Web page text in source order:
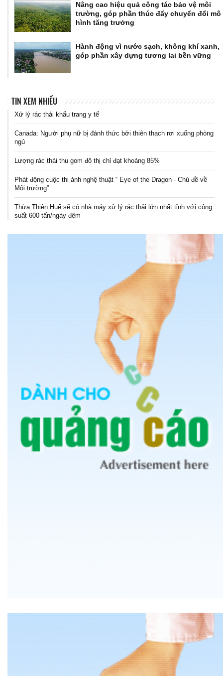
Nâng cao hiệu quả công tác bảo vệ môi
trường, góp phần thúc đẩy chuyển đổi mô
hình tăng trưởng
Hành động vì nước sạch, không khí xanh,
góp phần xây dựng tương lai bền vững
TIN XEM NHIỀU
Xử lý rác thải khẩu trang y tế
Canada: Người phụ nữ bị đánh thức bởi thiên thạch rơi xuống phòng
ngủ
Lượng rác thải thu gom đô thị chỉ đạt khoảng 85%
Phát động cuộc thi ảnh nghệ thuật “ Eye of the Dragon - Chủ đề về
Môi trường”
Thừa Thiên Huế sẽ có nhà máy xử lý rác thải lớn nhất tỉnh với công
suất 600 tấn/ngày đêm